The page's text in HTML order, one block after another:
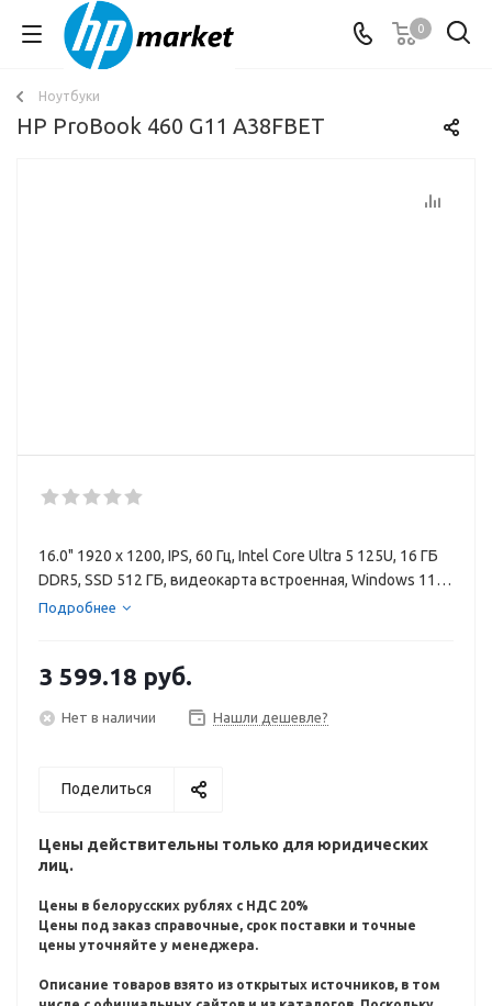
0
Ноутбуки
HP ProBook 460 G11 A38FBET
16.0" 1920 x 1200, IPS, 60 Гц, Intel Core Ultra 5 125U, 16 ГБ
DDR5, SSD 512 ГБ, видеокарта встроенная, Windows 11
Pro, цвет крышки серебристый, аккумулятор 56 Вт·ч
Подробнее
3 599.18 руб.
Нет в наличии Нашли дешевле?
Поделиться
Цены действительны только для юридических
лиц.
Цены в белорусских рублях с НДС 20%
Цены под заказ справочные, срок поставки и точные
цены уточняйте у менеджера.
Описание товаров взято из открытых источников, в том